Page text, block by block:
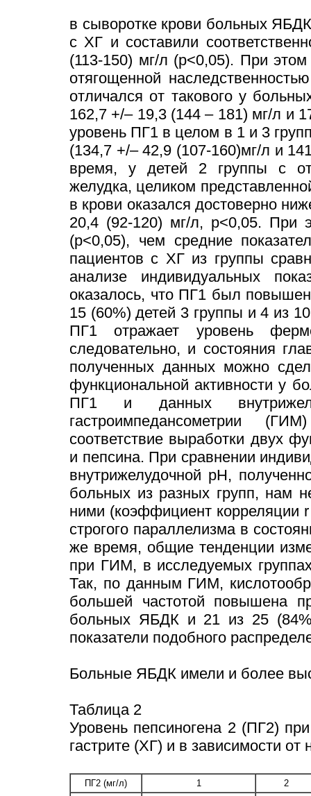
в сыворотке крови больных
с ХГ и составили
(113-150) мг/л (p<0,05). При
отягощенной
отличался от такового у
162,7 +/– 19,3 (144 – 181) мг/л и
уровень ПГ1 в целом в 1 и 3
(134,7 +/– 42,9 (107-160)мг/л и
время, у детей 2 группы с
желудка, целиком
в крови оказался достоверно
20,4 (92-120) мг/л, р<0,05. При
(р<0,05), чем средние
пациентов с ХГ из группы
анализе индивидуальных
оказалось, что ПГ1 был
15 (60%) детей 3 группы и 4 из
ПГ1 отражает уровень
следовательно, и состояния
полученных данных можно
функциональной активности у
ПГ1 и данных
гастроимпедансометрии
соответствие выработки двух
и пепсина. При сравнении
внутрижелудочной рН,
больных из разных групп, нам
ними (коэффициент корреляции r
строгого параллелизма в
же время, общие тенденции
при ГИМ, в исследуемых
Так, по данным ГИМ,
большей частотой повышена
больных ЯБДК и 21 из 25
показатели подобного
Больные ЯБДК имели и более
Таблица 2
Уровень пепсиногена 2 (ПГ2)
гастрите (ХГ) и в зависимости
ПГ2 (мг/л) 1 2